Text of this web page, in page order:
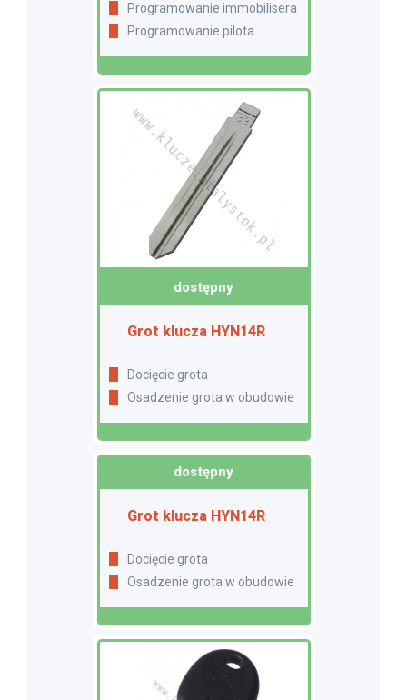
Programowanie immobilisera
Programowanie pilota
dostępny
Grot klucza HYN14R
Docięcie grota
Osadzenie grota w obudowie
dostępny
Grot klucza HYN14R
Docięcie grota
Osadzenie grota w obudowie